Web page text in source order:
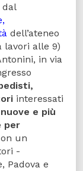
dal
dell’ateneo
lavori alle 9)
in via
interessati
nuove e più
per
un
-
Padova e